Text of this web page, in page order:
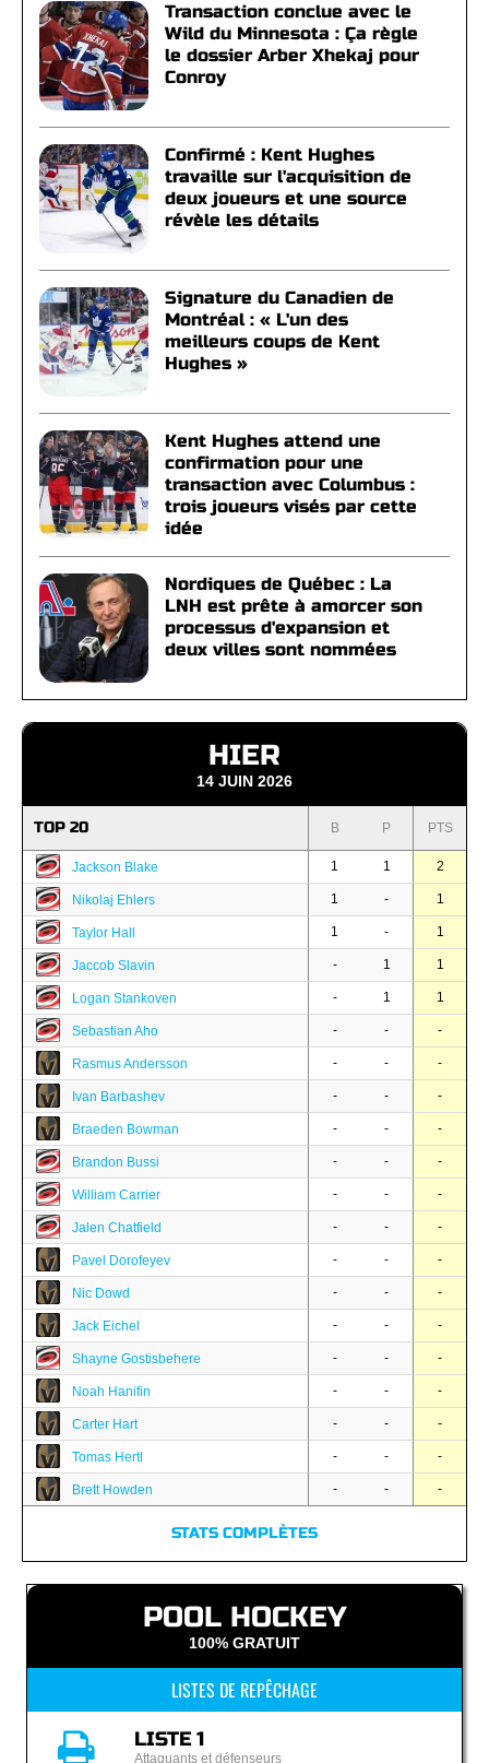
Transaction conclue avec le
Wild du Minnesota : Ça règle
le dossier Arber Xhekaj pour
Conroy
Confirmé : Kent Hughes
travaille sur l'acquisition de
deux joueurs et une source
révèle les détails
Signature du Canadien de
Montréal : « L'un des
meilleurs coups de Kent
Hughes »
Kent Hughes attend une
confirmation pour une
transaction avec Columbus :
trois joueurs visés par cette
idée
Nordiques de Québec : La
LNH est prête à amorcer son
processus d'expansion et
deux villes sont nommées
HIER
14 JUIN 2026
TOP 20 B P PTS
Jackson Blake 1 1 2
Nikolaj Ehlers 1 - 1
Taylor Hall 1 - 1
Jaccob Slavin - 1 1
Logan Stankoven - 1 1
Sebastian Aho - - -
Rasmus Andersson - - -
Ivan Barbashev - - -
Braeden Bowman - - -
Brandon Bussi - - -
William Carrier - - -
Jalen Chatfield - - -
Pavel Dorofeyev - - -
Nic Dowd - - -
Jack Eichel - - -
Shayne Gostisbehere - - -
Noah Hanifin - - -
Carter Hart - - -
Tomas Hertl - - -
Brett Howden - - -
STATS COMPLÈTES
POOL HOCKEY
100% GRATUIT
LISTES DE REPÊCHAGE
LISTE 1
Attaquants et défenseurs